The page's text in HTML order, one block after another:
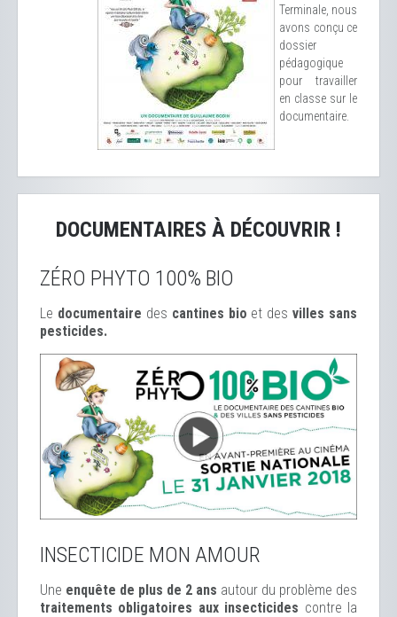
Terminale, nous
avons conçu ce
dossier
pédagogique
pour travailler
en classe sur le
documentaire.
DOCUMENTAIRES À DÉCOUVRIR !
ZÉRO PHYTO 100% BIO
Le documentaire des cantines bio et desvilles sans
pesticides.
INSECTICIDE MON AMOUR
Une enquête de plus de 2 ans autour du problème des
traitements obligatoires aux insecticides contre la